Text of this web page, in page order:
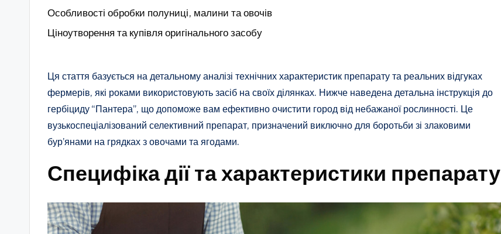
Особливості обробки полуниці, малини та овочів
Ціноутворення та купівля оригінального засобу
Ця стаття базується на детальному аналізі технічних характеристик препарату та реальних відгуках
фермерів, які роками використовують засіб на своїх ділянках. Нижче наведена детальна інструкція до
гербіциду “Пантера”, що допоможе вам ефективно очистити город від небажаної рослинності. Це
вузькоспеціалізований селективний препарат, призначений виключно для боротьби зі злаковими
бур’янами на грядках з овочами та ягодами.
Специфіка дії та характеристики препарату